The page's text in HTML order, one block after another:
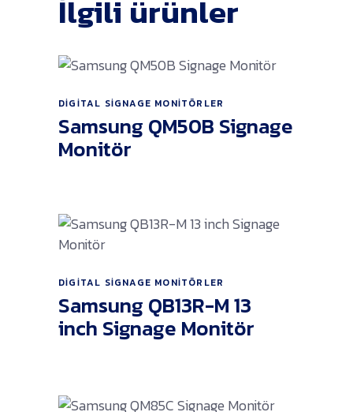
İlgili ürünler
DIGITAL SIGNAGE MONITÖRLER
Samsung QM50B Signage
Monitör
Ürünü İncele
DIGITAL SIGNAGE MONITÖRLER
Samsung QB13R-M 13
inch Signage Monitör